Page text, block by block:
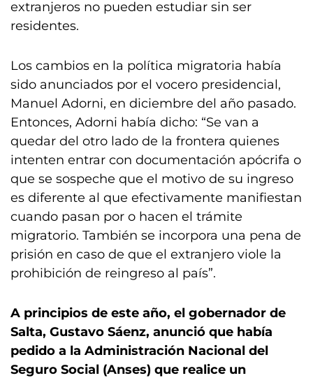
extranjeros no pueden estudiar sin ser
residentes.
Los cambios en la política migratoria había
sido anunciados por el vocero presidencial,
Manuel Adorni, en diciembre del año pasado.
Entonces, Adorni había dicho: “Se van a
quedar del otro lado de la frontera quienes
intenten entrar con documentación apócrifa o
que se sospeche que el motivo de su ingreso
es diferente al que efectivamente manifiestan
cuando pasan por o hacen el trámite
migratorio. También se incorpora una pena de
prisión en caso de que el extranjero viole la
prohibición de reingreso al país”.
A principios de este año, el gobernador de
Salta, Gustavo Sáenz, anunció que había
pedido a la Administración Nacional del
Seguro Social (Anses) que realice un